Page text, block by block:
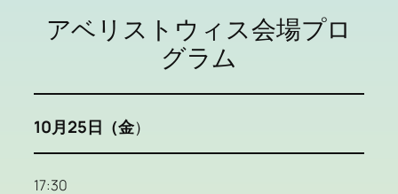
アベリストウィス会場プロ
グラム
10月25日（金）
17:30